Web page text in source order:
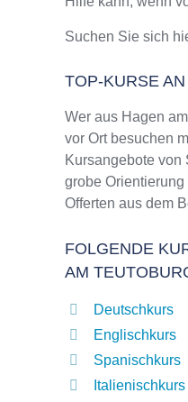
Suchen Sie sich
TOP-KURSE
Wer aus Hagen
vor Ort besuchen
Kursangebote von
grobe
Offerten aus dem
FOLGENDE
AM
Deutschkurs
Englischkurs
Spanischkurs
Italienischkurs